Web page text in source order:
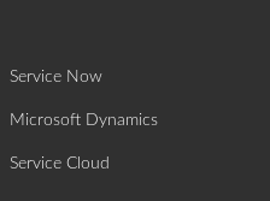
Service Now
Microsoft Dynamics
Service Cloud